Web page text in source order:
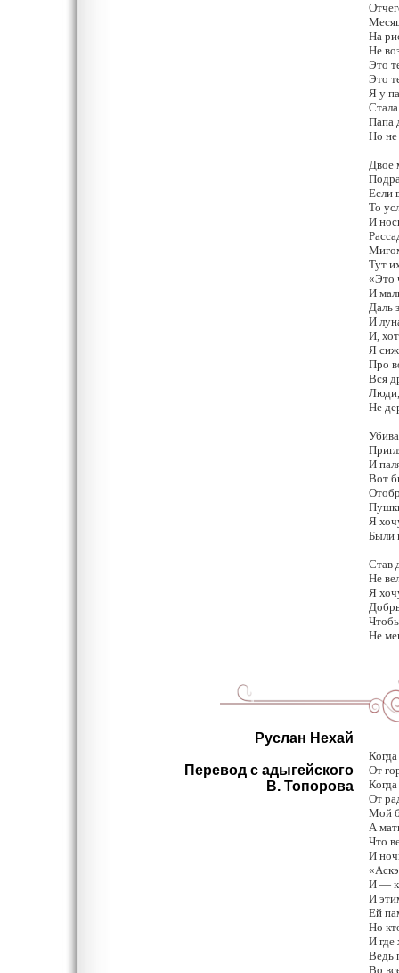
На
Не
Это
Это
Я у
Папа
Но не
Двое
Если
То
И
Тут
«Это
И
Даль
И
И,
Я
Про
Вся
Люди,
Не
И
Вот
Я
Были
Став
Не
Я
Не
Руслан Нехай
Перевод с адыгейского
В. Топорова
От
От
Мой
А
Что
И
И — к
И
Ей
Но
И где
Ведь
Во